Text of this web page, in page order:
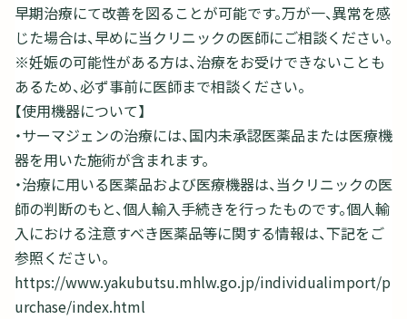
早期治療にて改善を図ることが可能です。万が一、異常を感
じた場合は、早めに当クリニックの医師にご相談ください。
※妊娠の可能性がある方は、治療をお受けできないことも
あるため、必ず事前に医師まで相談ください。
【使用機器について】
・サーマジェンの治療には、国内未承認医薬品または医療機
器を用いた施術が含まれます。
・治療に用いる医薬品および医療機器は、当クリニックの医
師の判断のもと、個人輸入手続きを行ったものです。個人輸
入における注意すべき医薬品等に関する情報は、下記をご
参照ください。
https://www.yakubutsu.mhlw.go.jp/individualimport/p
urchase/index.html